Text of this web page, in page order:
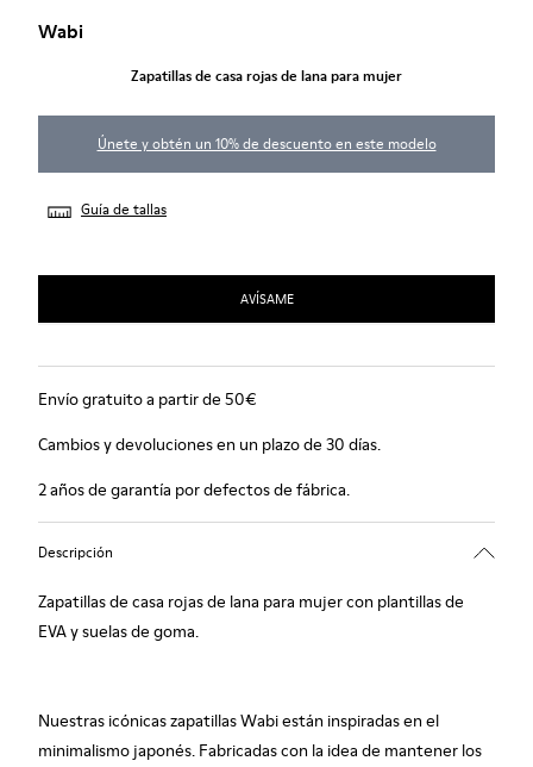
Wabi
Zapatillas de casa rojas de lana para mujer
Únete y obtén un 10% de descuento en este modelo
Guía de tallas
AVÍSAME
Envío gratuito a partir de 50€
Cambios y devoluciones en un plazo de 30 días.
2 años de garantía por defectos de fábrica.
Descripción
Zapatillas de casa rojas de lana para mujer con plantillas de
EVA y suelas de goma.
Nuestras icónicas zapatillas Wabi están inspiradas en el
minimalismo japonés. Fabricadas con la idea de mantener los